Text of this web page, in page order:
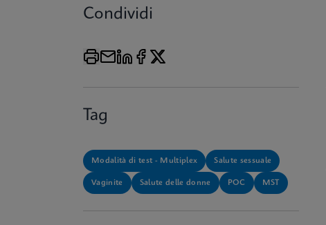
Condividi
Tag
Modalità di test - Multiplex Salute sessuale
Vaginite Salute delle donne POC MST